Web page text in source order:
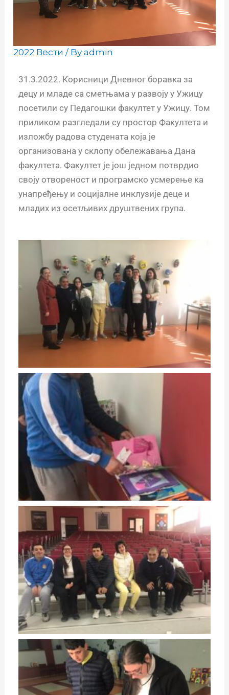
2022 Вести / Byadmin
31.3.2022. Корисници Дневног боравка за
децу и младе са сметњама у развоју у Ужицу
посетили су Педагошки факултет у Ужицу. Том
приликом разгледали су простор Факултета и
изложбу радова студената која је
организована у склопу обележавања Дана
факултета. Факултет је још једном потврдио
своју отвореност и програмско усмерење ка
унапређењу и социјалне инклузије деце и
младих из осетљивих друштвених група.